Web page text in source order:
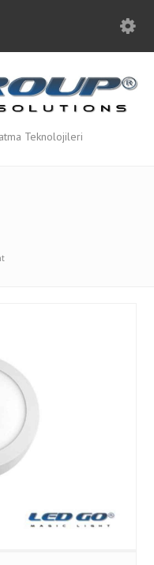
Teknolojileri